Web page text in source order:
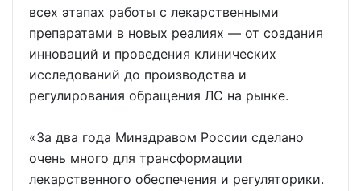
всех этапах работы с лекарственными
препаратами в новых реалиях — от создания
инноваций и проведения клинических
исследований до производства и
регулирования обращения ЛС на рынке.
«За два года Минздравом России сделано
очень много для трансформации
лекарственного обеспечения и регуляторики.